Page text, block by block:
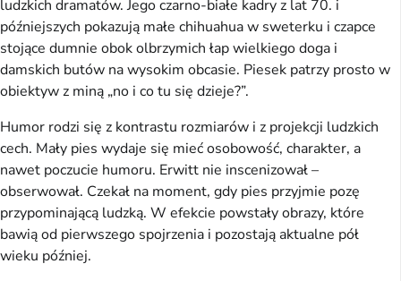
ludzkich dramatów. Jego czarno-białe kadry z lat 70. i
późniejszych pokazują małe chihuahua w sweterku i czapce
stojące dumnie obok olbrzymich łap wielkiego doga i
damskich butów na wysokim obcasie. Piesek patrzy prosto w
obiektyw z miną „no i co tu się dzieje?”.
Humor rodzi się z kontrastu rozmiarów i z projekcji ludzkich
cech. Mały pies wydaje się mieć osobowość, charakter, a
nawet poczucie humoru. Erwitt nie inscenizował –
obserwował. Czekał na moment, gdy pies przyjmie pozę
przypominającą ludzką. W efekcie powstały obrazy, które
bawią od pierwszego spojrzenia i pozostają aktualne pół
wieku później.